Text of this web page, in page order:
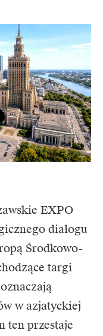
EXPO
dialogu
Środkowo-
targi
w azjatyckiej
ten przestaje